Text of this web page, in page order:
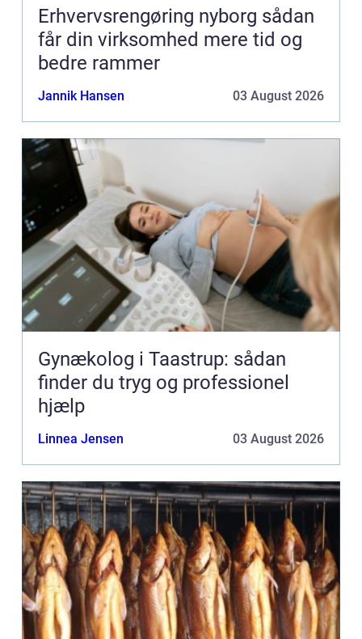
Erhvervsrengøring nyborg sådan
får din virksomhed mere tid og
bedre rammer
Jannik Hansen 03 August 2026
Gynækolog i Taastrup: sådan
finder du tryg og professionel
hjælp
Linnea Jensen 03 August 2026